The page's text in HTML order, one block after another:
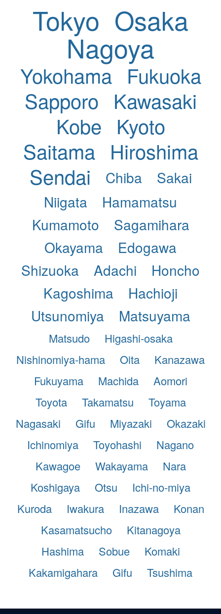
Tokyo Osaka
Nagoya
Yokohama Fukuoka
Sapporo Kawasaki
Kobe Kyoto
Saitama Hiroshima
Sendai
Chiba
Sakai
Niigata
Hamamatsu
Kumamoto
Sagamihara
Okayama
Edogawa
Shizuoka
Adachi
Honcho
Kagoshima
Hachioji
Utsunomiya
Matsuyama
Matsudo
Higashi-osaka
Nishinomiya-hama
Oita
Kanazawa
Fukuyama
Machida
Aomori
Toyota
Takamatsu
Toyama
Nagasaki
Gifu Miyazaki
Okazaki
Ichinomiya
Toyohashi
Nagano
Kawagoe
Wakayama
Nara
Koshigaya
Otsu
Ichi-no-miya
Kuroda
Iwakura Inazawa
Konan
Kasamatsucho
Kitanagoya
Hashima
Sobue
Komaki
Kakamigahara
Gifu Tsushima